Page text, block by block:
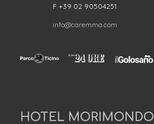
F +39 02 90504251
info@caremma.com
HOTEL MORIMONDO